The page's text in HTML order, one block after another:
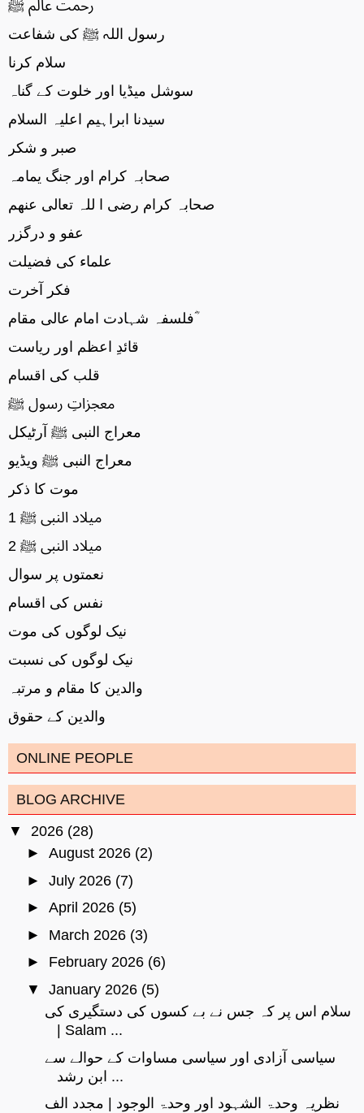
رحمت عالم ﷺ
رسول اللہ ﷺ کی شفاعت
سلام کرنا
سوشل میڈیا اور خلوت کے گناہ
سیدنا ابراہیم اعلیہ السلام
صبر و شکر
صحابہ کرام اور جنگ یمامہ
صحابہ کرام رضی ا للہ تعالی عنھم
عفو و درگزر
علماء کی فضیلت
فکر آخرت
فلسفہ شہادت امام عالی مقام ؓ
قائدِ اعظم اور ریاست
قلب کی اقسام
معجزاتِ رسول ﷺ
معراج النبی ﷺ آرٹیکل
معراج النبی ﷺ ویڈیو
موت کا ذکر
میلاد النبی ﷺ 1
میلاد النبی ﷺ 2
نعمتوں پر سوال
نفس کی اقسام
نیک لوگوں کی موت
نیک لوگوں کی نسبت
والدین کا مقام و مرتبہ
والدین کے حقوق
ONLINE PEOPLE
BLOG ARCHIVE
▼
2026 (28)
► August 2026 (2)
► July 2026 (7)
► April 2026 (5)
► March 2026 (3)
► February 2026 (6)
▼
January 2026 (5)
سلام اس پر کہ جس نے بے کسوں کی دستگیری کی
| Salam ...
سیاسی آزادی اور سیاسی مساوات کے حوالے سے
ابن رشد ...
نظریہ وحدۃ الشہود اور وحدۃ الوجود | مجدد الف